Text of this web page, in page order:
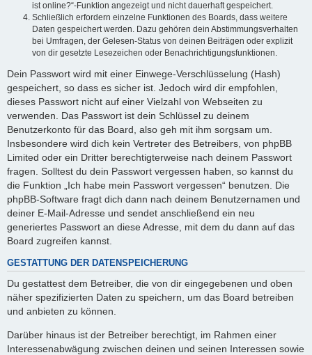
ist online?“-Funktion angezeigt und nicht dauerhaft gespeichert.
Schließlich erfordern einzelne Funktionen des Boards, dass weitere
Daten gespeichert werden. Dazu gehören dein Abstimmungsverhalten
bei Umfragen, der Gelesen-Status von deinen Beiträgen oder explizit
von dir gesetzte Lesezeichen oder Benachrichtigungsfunktionen.
Dein Passwort wird mit einer Einwege-Verschlüsselung (Hash)
gespeichert, so dass es sicher ist. Jedoch wird dir empfohlen,
dieses Passwort nicht auf einer Vielzahl von Webseiten zu
verwenden. Das Passwort ist dein Schlüssel zu deinem
Benutzerkonto für das Board, also geh mit ihm sorgsam um.
Insbesondere wird dich kein Vertreter des Betreibers, von phpBB
Limited oder ein Dritter berechtigterweise nach deinem Passwort
fragen. Solltest du dein Passwort vergessen haben, so kannst du
die Funktion „Ich habe mein Passwort vergessen“ benutzen. Die
phpBB-Software fragt dich dann nach deinem Benutzernamen und
deiner E-Mail-Adresse und sendet anschließend ein neu
generiertes Passwort an diese Adresse, mit dem du dann auf das
Board zugreifen kannst.
GESTATTUNG DER DATENSPEICHERUNG
Du gestattest dem Betreiber, die von dir eingegebenen und oben
näher spezifizierten Daten zu speichern, um das Board betreiben
und anbieten zu können.
Darüber hinaus ist der Betreiber berechtigt, im Rahmen einer
Interessenabwägung zwischen deinen und seinen Interessen sowie